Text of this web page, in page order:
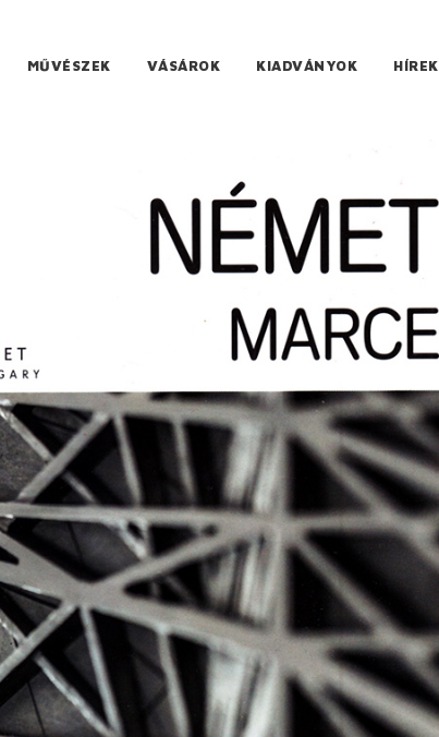
MŰVÉSZEK VÁSÁROK KIADVÁNYOK HÍREK